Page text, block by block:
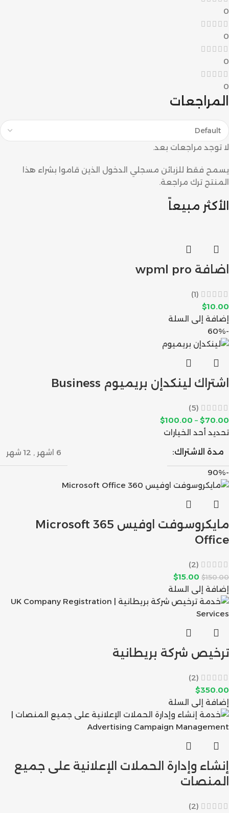
0
0
0
0
المراجعات
لا توجد مراجعات بعد.
يسمح فقط للزبائن مسجلي الدخول الذين قاموا بشراء هذا
المنتج ترك مراجعة.
الأكثر مبيعاً
اضافة wpml pro
(1)
$10.00
إضافة إلى السلة
-60%
اشتراك لينكدإن بريميوم Business
(5)
$70.00
–
$100.00
تحديد أحد الخيارات
مدة الاشتراك:
6 اشهر , 12 شهر
-90%
مايكروسوفت اوفيس 365 Microsoft
Office
(2)
$150.00
$15.00
إضافة إلى السلة
ترخيص شركة بريطانية
(2)
$350.00
إضافة إلى السلة
إنشاء وإدارة الحملات الإعلانية على جميع
المنصات
(2)